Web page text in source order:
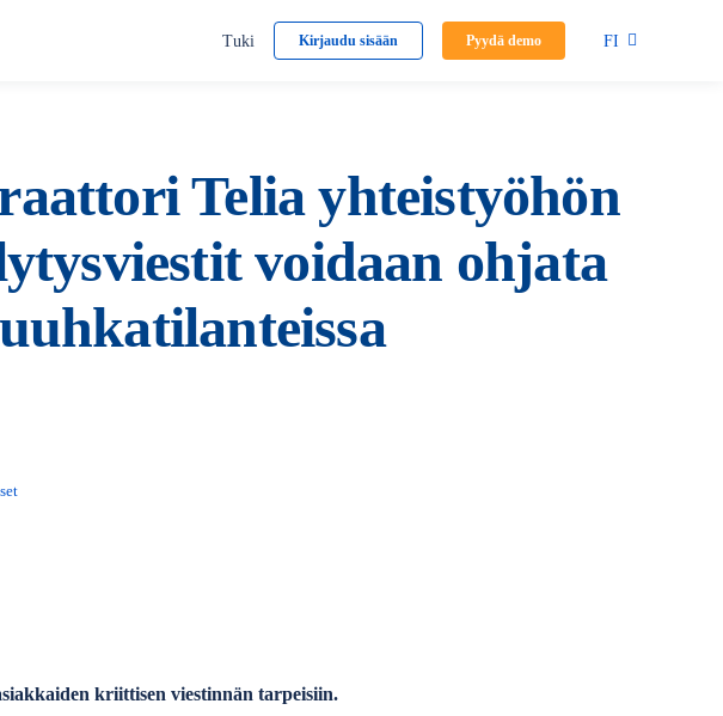
Tuki Kirjaudu sisään Pyydä demo FI
Telia yhteistyöhön
voidaan ohjata
kriittisen viestinnän tarpeisiin.